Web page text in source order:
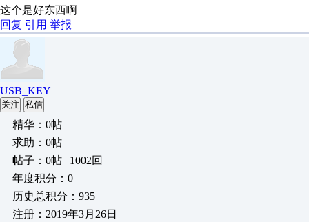
这个是好东西啊
回复 引用 举报
USB_KEY
关注 私信
精华：0帖
求助：0帖
帖子：0帖 | 1002回
年度积分：0
历史总积分：935
注册：2019年3月26日